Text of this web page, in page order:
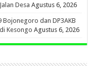
Desa Agustus 6, 2026
Bojonegoro dan DP3AKB
Kesongo Agustus 6, 2026